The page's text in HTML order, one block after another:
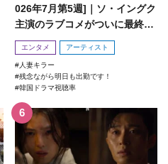
026年7月第5週]｜ソ・イングク
主演のラブコメがついに最終
回！
エンタメ アーティスト
人妻キラー
残念ながら明日も出勤です！
韓国ドラマ視聴率